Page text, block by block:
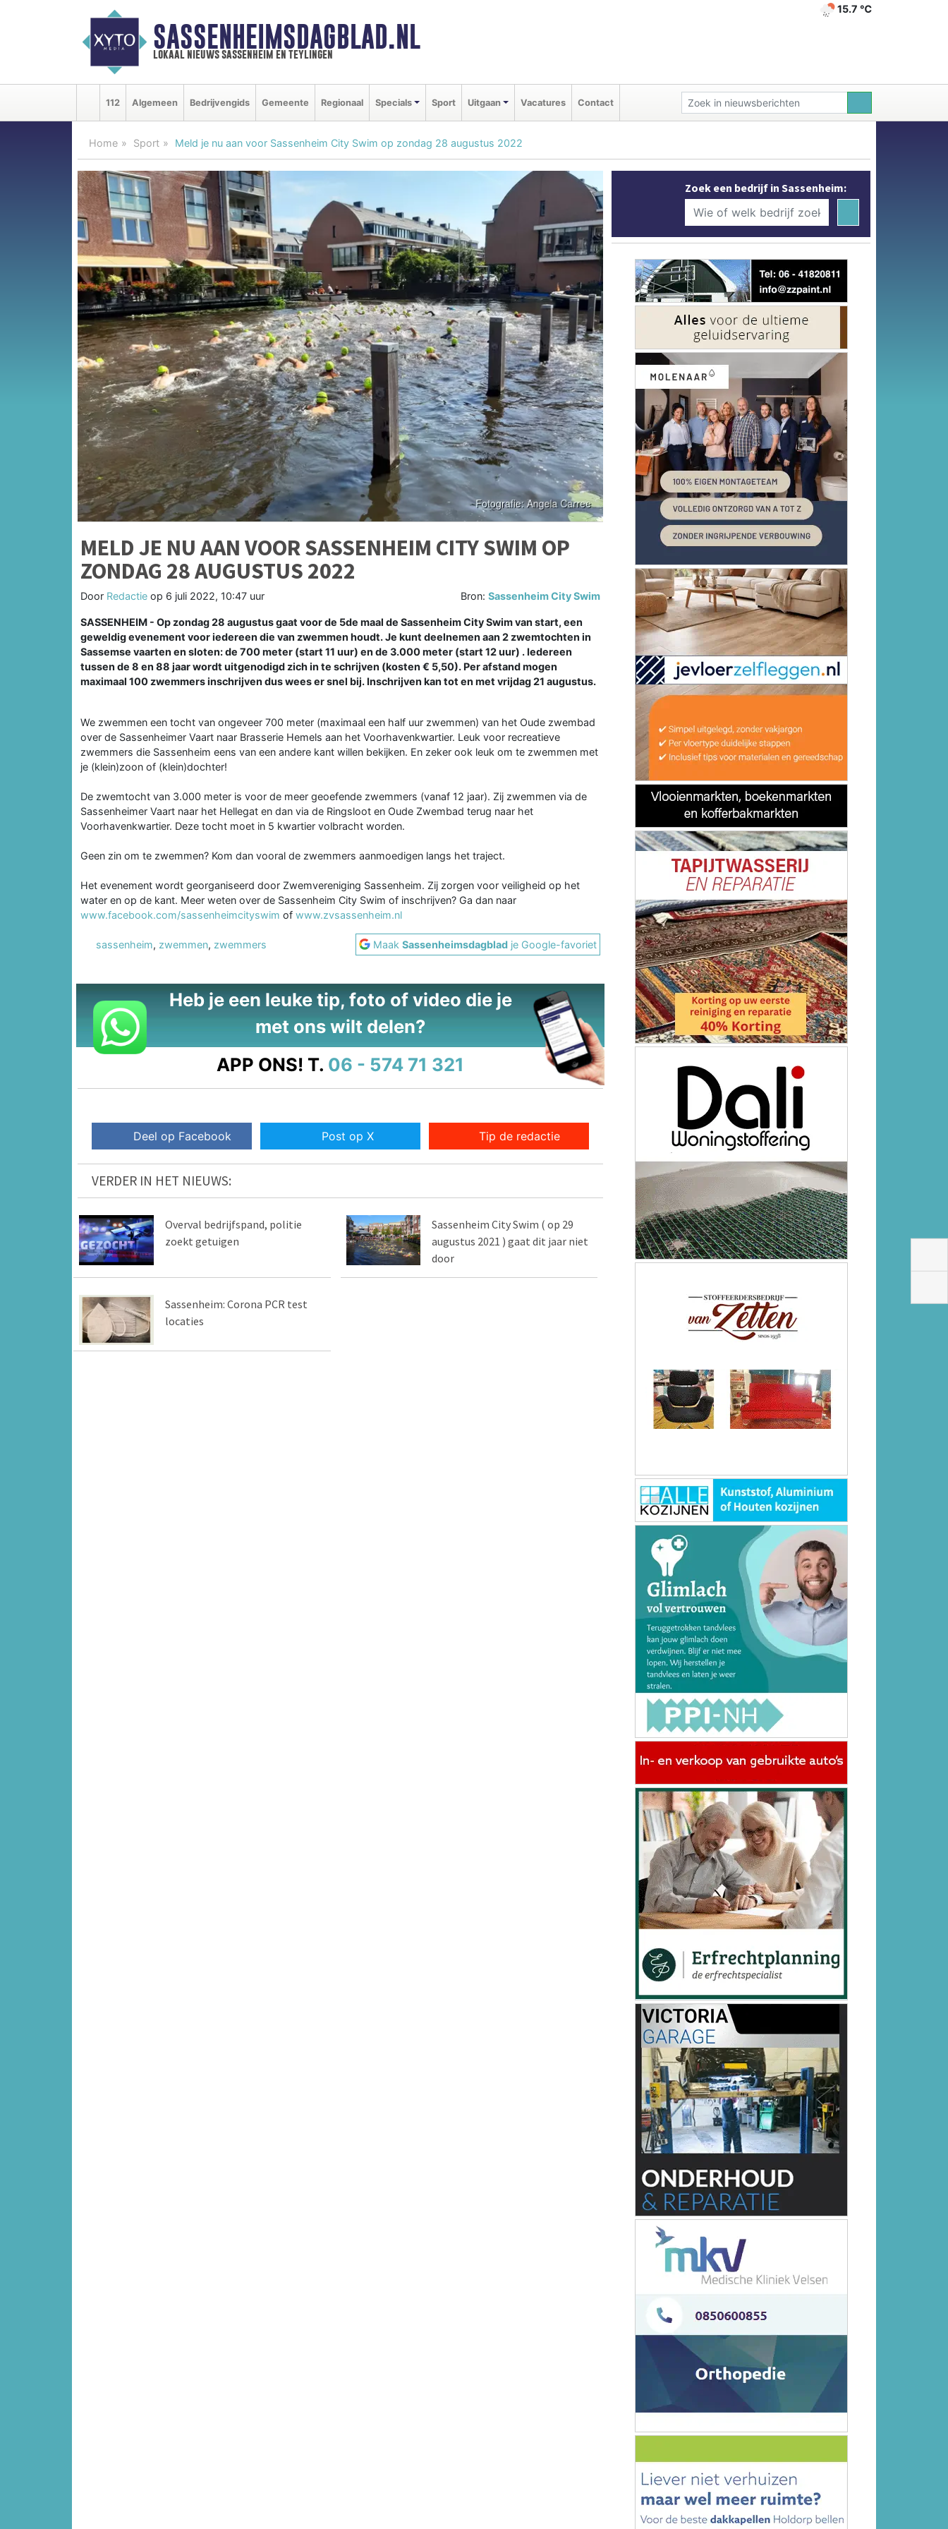
SASSENHEIMSDAGBLAD.NL
lokaal nieuws sassenheim en teylingen
15.7 ℃
112 Algemeen Bedrijvengids Gemeente Regionaal Specials Sport Uitgaan Vacatures Contact
Home Sport Meld je nu aan voor Sassenheim City Swim op zondag 28 augustus 2022
MELD JE NU AAN VOOR SASSENHEIM CITY SWIM OP
ZONDAG 28 AUGUSTUS 2022
Door Redactie op 6 juli 2022, 10:47 uur Bron:Sassenheim City Swim
SASSENHEIM - Op zondag 28 augustus gaat voor de 5de maal de Sassenheim City Swim van start, een
geweldig evenement voor iedereen die van zwemmen houdt. Je kunt deelnemen aan 2 zwemtochten in
Sassemse vaarten en sloten: de 700 meter (start 11 uur) en de 3.000 meter (start 12 uur) . Iedereen
tussen de 8 en 88 jaar wordt uitgenodigd zich in te schrijven (kosten € 5,50). Per afstand mogen
maximaal 100 zwemmers inschrijven dus wees er snel bij. Inschrijven kan tot en met vrijdag 21 augustus.
We zwemmen een tocht van ongeveer 700 meter (maximaal een half uur zwemmen) van het Oude zwembad
over de Sassenheimer Vaart naar Brasserie Hemels aan het Voorhavenkwartier. Leuk voor recreatieve
zwemmers die Sassenheim eens van een andere kant willen bekijken. En zeker ook leuk om te zwemmen met
je (klein)zoon of (klein)dochter!
De zwemtocht van 3.000 meter is voor de meer geoefende zwemmers (vanaf 12 jaar). Zij zwemmen via de
Sassenheimer Vaart naar het Hellegat en dan via de Ringsloot en Oude Zwembad terug naar het
Voorhavenkwartier. Deze tocht moet in 5 kwartier volbracht worden.
Geen zin om te zwemmen? Kom dan vooral de zwemmers aanmoedigen langs het traject.
Het evenement wordt georganiseerd door Zwemvereniging Sassenheim. Zij zorgen voor veiligheid op het
water en op de kant. Meer weten over de Sassenheim City Swim of inschrijven? Ga dan naar
www.facebook.com/sassenheimcityswim of www.zvsassenheim.nl
sassenheim, zwemmen, zwemmers MaakSassenheimsdagblad je Google-favoriet
Heb je een leuke tip, foto of video die je
met ons wilt delen?
APP ONS! T. 06 - 574 71 321
Deel op Facebook Post op X Tip de redactie
VERDER IN HET NIEUWS:
Overval bedrijfspand, politie
zoekt getuigen
Sassenheim City Swim ( op 29
augustus 2021 ) gaat dit jaar niet
door
Sassenheim: Corona PCR test
locaties
Zoek een bedrijf in Sassenheim: